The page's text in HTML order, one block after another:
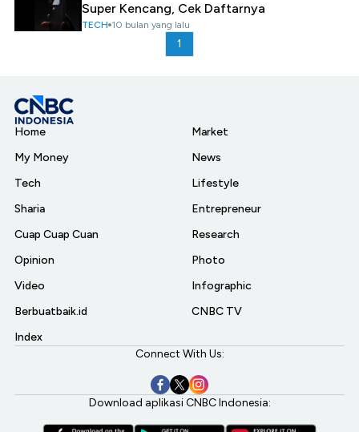
Super Kencang, Cek Daftarnya
TECH 10 bulan yang lalu
1
Home
My Money
Tech
Sharia
Cuap Cuap Cuan
Opinion
Video
Berbuatbaik.id
Index
Market
News
Lifestyle
Entrepreneur
Research
Photo
Infographic
CNBC TV
Connect With Us:
Download aplikasi CNBC Indonesia: